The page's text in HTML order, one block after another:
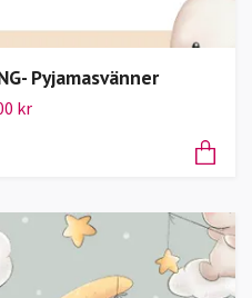
Pyjamasvänner
kr